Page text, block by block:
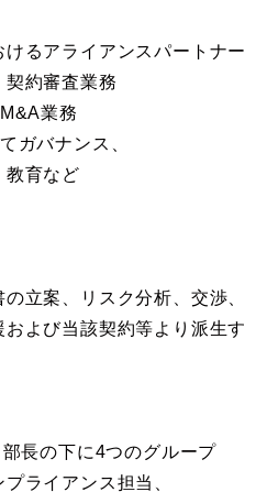
るアライアンスパートナー
契約審査業務
業務
ガバナンス、
教育など
立案、リスク分析、交渉、
よび当該契約等より派生す
長の下に4つのグループ
ライアンス担当、